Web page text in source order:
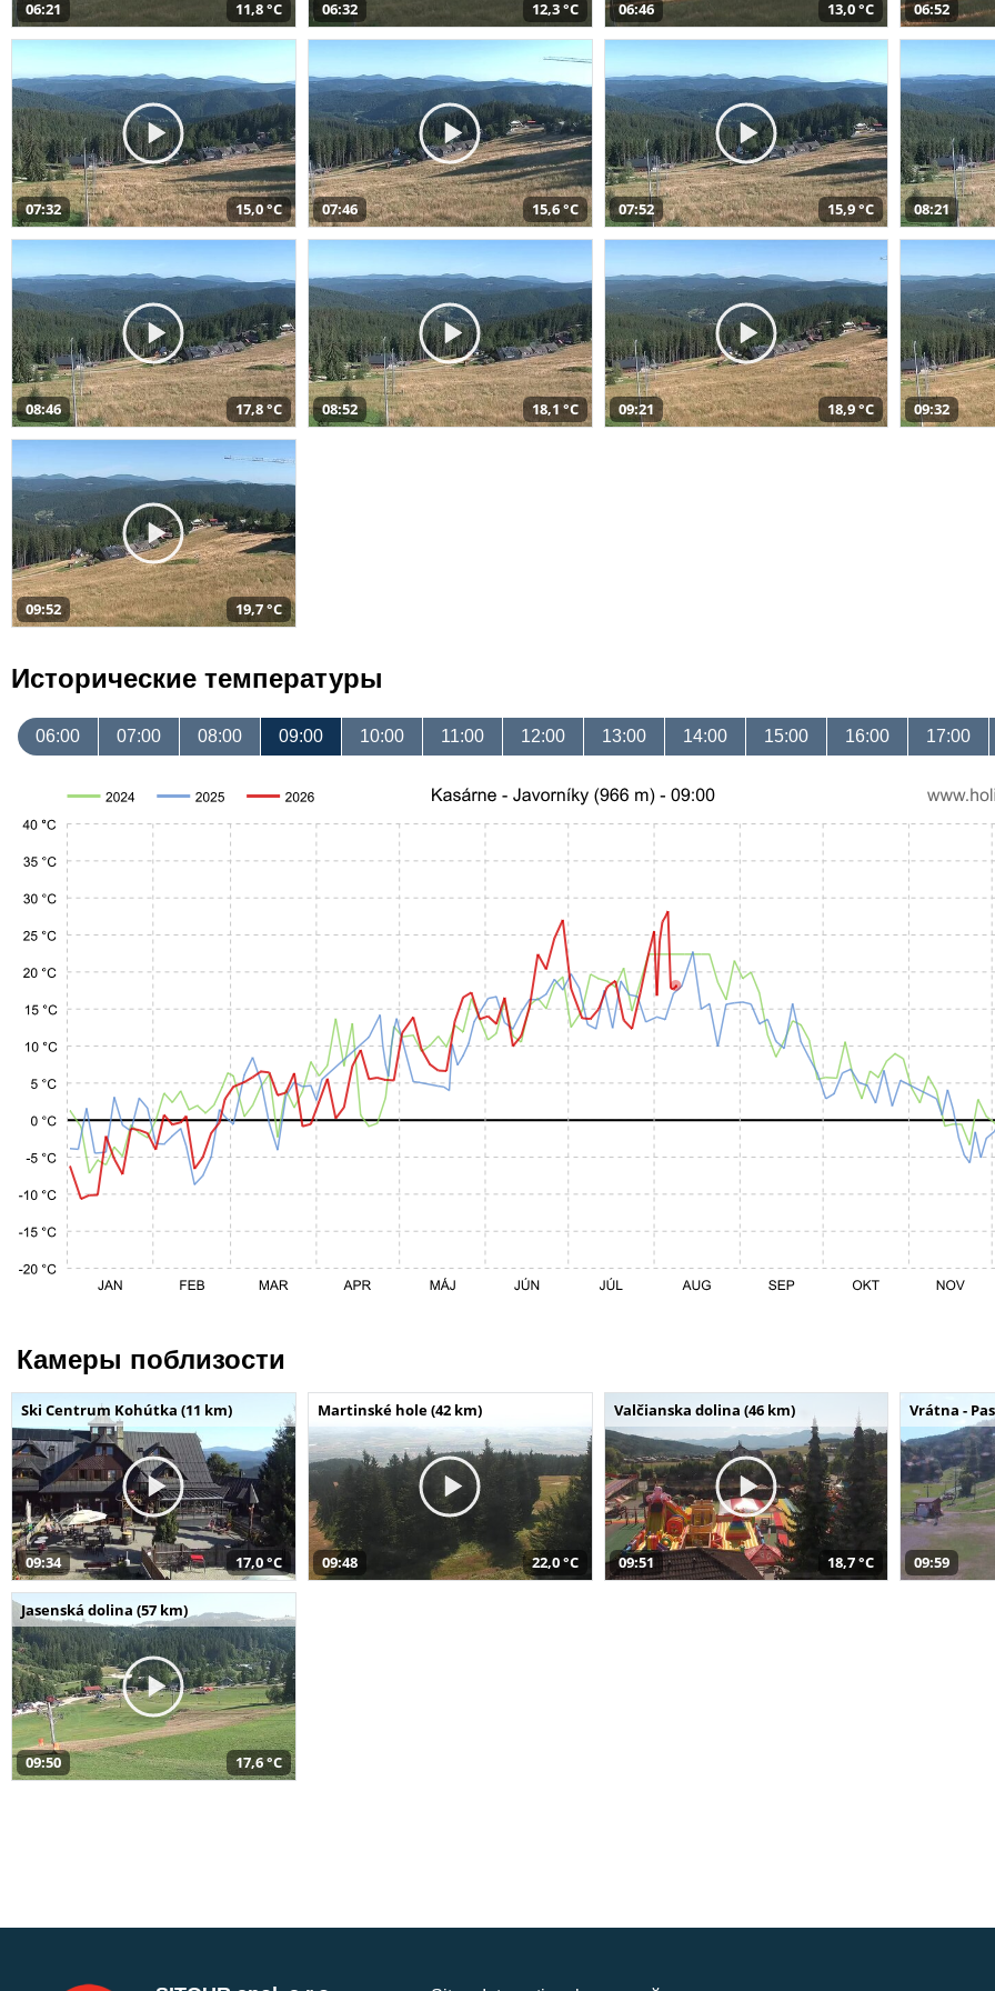
06:21 11,8 °C 06:32 12,3 °C 06:46 13,0 °C 06:52
07:32 15,0 °C 07:46 15,6 °C 07:52 15,9 °C 08:21
08:46 17,8 °C 08:52 18,1 °C 09:21 18,9 °C 09:32
09:52 19,7 °C
Исторические температуры
06:00 07:00 08:00 09:00 10:00 11:00 12:00 13:00 14:00 15:00 16:00 17:00
Камеры поблизости
Ski Centrum Kohútka (11 km)
09:34 17,0 °C
Martinské hole (42 km)
09:48 22,0 °C
Valčianska dolina (46 km)
09:51 18,7 °C
Vrátna -
09:59
Jasenská dolina (57 km)
09:50 17,6 °C